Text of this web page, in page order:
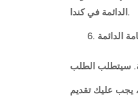
الدائمة في كندا.
الدائمة
يجب عليك تقديم